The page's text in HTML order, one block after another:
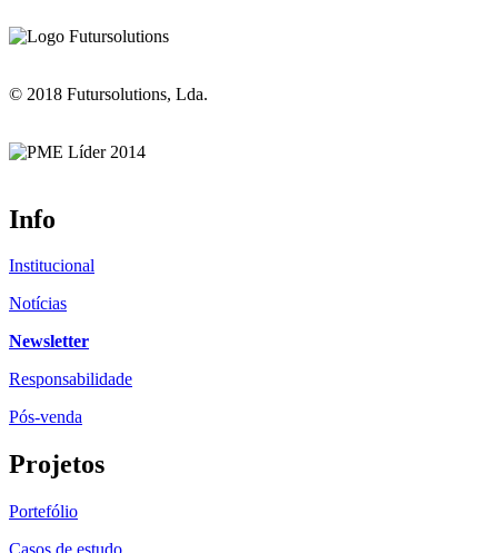
© 2018 Futursolutions, Lda.
Info
Institucional
Notícias
Newsletter
Responsabilidade
Pós-venda
Projetos
Portefólio